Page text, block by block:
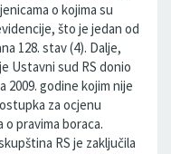
o kojima su
što je jedan od
128. stav (4). Dalje,
Ustavni sud RS donio
2009. godine kojim nije
za ocjenu
pravima boraca.
RS je zaključila